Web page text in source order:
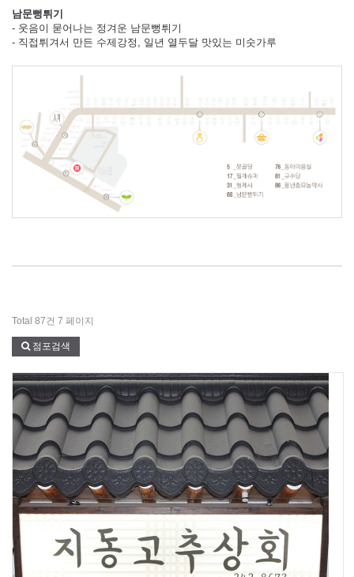
남문뻥튀기
- 웃음이 묻어나는 정겨운 남문뻥튀기
- 직접튀겨서 만든 수제강정, 일년 열두달 맛있는 미숫가루
Total 87건 7 페이지
점포검색